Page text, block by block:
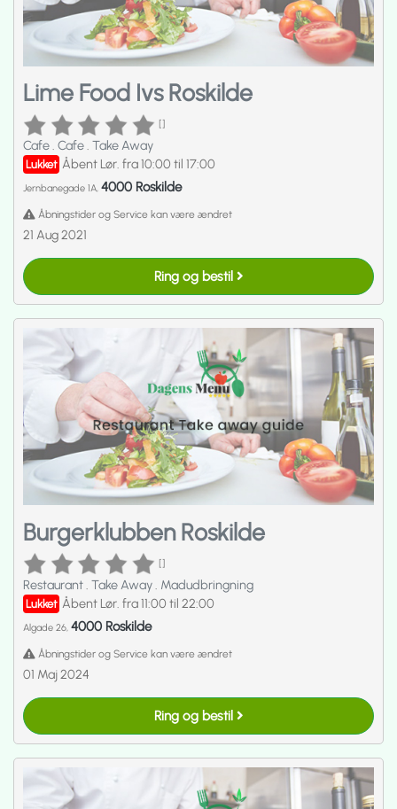
Lime Food Ivs Roskilde
[]
Cafe. Cafe. Take Away
Lukket Åbent Lør. fra 10:00 til 17:00
Jernbanegade 1A, 4000 Roskilde
Åbningstider og Service kan være ændret
21 Aug 2021
Ring og bestil
Burgerklubben Roskilde
[]
Restaurant. Take Away. Madudbringning
Lukket Åbent Lør. fra 11:00 til 22:00
Algade 26, 4000 Roskilde
Åbningstider og Service kan være ændret
01 Maj 2024
Ring og bestil